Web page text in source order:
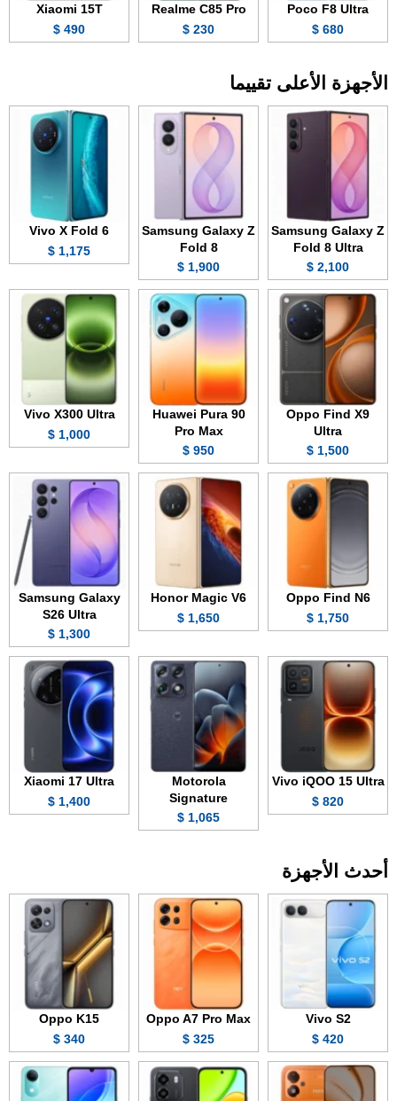
Poco F8 Ultra
680 $
Realme C85 Pro
230 $
Xiaomi 15T
490 $
الأجهزة الأعلى تقييما
Samsung Galaxy Z
Fold 8 Ultra
2,100 $
Samsung Galaxy Z
Fold 8
1,900 $
Vivo X Fold 6
1,175 $
Oppo Find X9
Ultra
1,500 $
Huawei Pura 90
Pro Max
950 $
Vivo X300 Ultra
1,000 $
Oppo Find N6
1,750 $
Honor Magic V6
1,650 $
Samsung Galaxy
S26 Ultra
1,300 $
Vivo iQOO 15 Ultra
820 $
Motorola
Signature
1,065 $
Xiaomi 17 Ultra
1,400 $
أحدث الأجهزة
Vivo S2
420 $
Oppo A7 Pro Max
325 $
Oppo K15
340 $